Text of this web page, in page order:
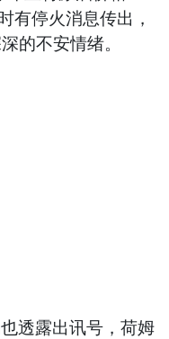
有停火消息传出，
的不安情绪。
透露出讯号，荷姆